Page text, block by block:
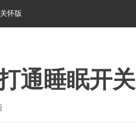
怀版
通睡眠开